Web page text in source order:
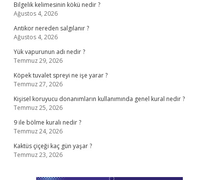
Bilgelik kelimesinin kökü nedir ?
Ağustos 4, 2026
Antikor nereden salgılanır ?
Ağustos 4, 2026
Yük vapurunun adı nedir ?
Temmuz 29, 2026
Köpek tuvalet spreyi ne işe yarar ?
Temmuz 27, 2026
Kişisel koruyucu donanımların kullanımında genel kural nedir ?
Temmuz 25, 2026
9 ile bölme kuralı nedir ?
Temmuz 24, 2026
Kaktüs çiçeği kaç gün yaşar ?
Temmuz 23, 2026